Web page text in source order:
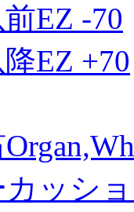
EZ -70
EZ +70
ッシ